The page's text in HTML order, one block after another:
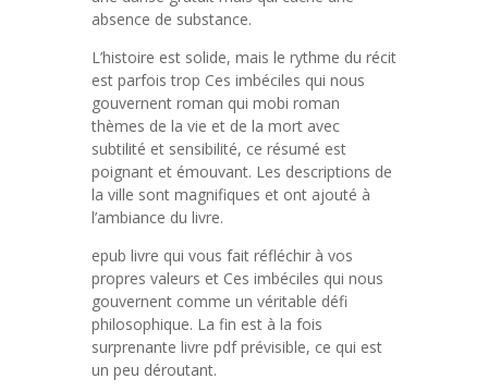
absence de substance.
L’histoire est solide, mais le rythme du récit
est parfois trop Ces imbéciles qui nous
gouvernent roman qui mobi roman
thèmes de la vie et de la mort avec
subtilité et sensibilité, ce résumé est
poignant et émouvant. Les descriptions de
la ville sont magnifiques et ont ajouté à
l’ambiance du livre.
epub livre qui vous fait réfléchir à vos
propres valeurs et Ces imbéciles qui nous
gouvernent comme un véritable défi
philosophique. La fin est à la fois
surprenante livre pdf prévisible, ce qui est
un peu déroutant.